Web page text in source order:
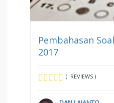
Pembahasan
2017
( REVIEWS )